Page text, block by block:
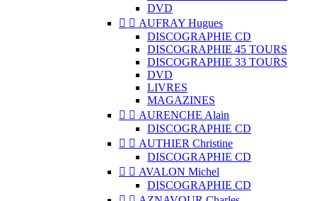
DVD
  AUFRAY Hugues
DISCOGRAPHIE CD
DISCOGRAPHIE 45 TOURS
DISCOGRAPHIE 33 TOURS
DVD
LIVRES
MAGAZINES
  AURENCHE Alain
DISCOGRAPHIE CD
  AUTHIER Christine
DISCOGRAPHIE CD
  AVALON Michel
DISCOGRAPHIE CD